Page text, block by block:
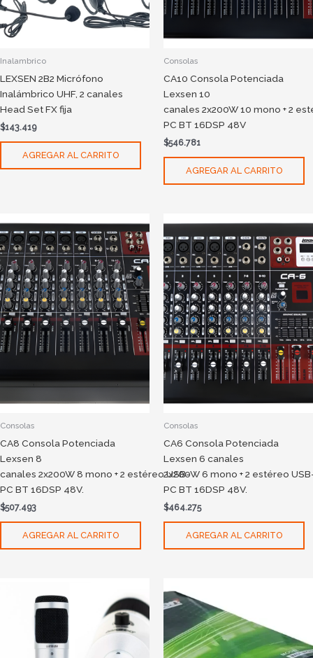
Inalambrico
LEXSEN 2B2 Micrófono
Inalámbrico UHF, 2 canales
Head Set FX fija
$143.419
AGREGAR AL CARRITO
Consolas
CA10 Consola Potenciada
Lexsen 10
canales 2x200W 10 mono + 2
PC BT 16DSP 48V
$546.781
AGREGAR AL CARRITO
Consolas
CA8 Consola Potenciada
Lexsen 8
canales 2x200W 8 mono + 2 estéreo USB-
PC BT 16DSP 48V.
$507.493
AGREGAR AL CARRITO
Consolas
CA6 Consola Potenciada
Lexsen 6 canales
2x200W 6 mono + 2 estéreo
PC BT 16DSP 48V.
$464.275
AGREGAR AL CARRITO